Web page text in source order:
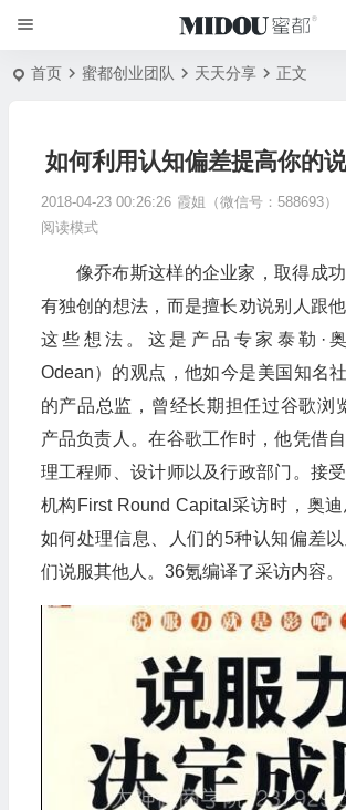
首页 蜜都创业团队 天天分享 正文
如何利用认知偏差提高你的
2018-04-23 00:26:26 霞姐（微信号：588693）
阅读模式
像乔布斯这样的企业家，取得成
有独创的想法，而是擅长劝说别人跟
这些想法。这是产品专家泰勒·
Odean）的观点，他如今是美国知名
的产品总监，曾经长期担任过谷歌浏
产品负责人。在谷歌工作时，他凭借
理工程师、设计师以及行政部门。接
机构First Round Capital采访时，奥
如何处理信息、人们的5种认知偏差
们说服其他人。36氪编译了采访内容。